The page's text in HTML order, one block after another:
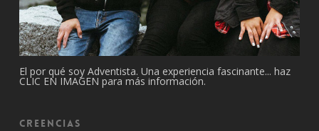
El por qué soy Adventista. Una experiencia fascinante... haz
CLIC EN IMAGEN para más información.
Creencias